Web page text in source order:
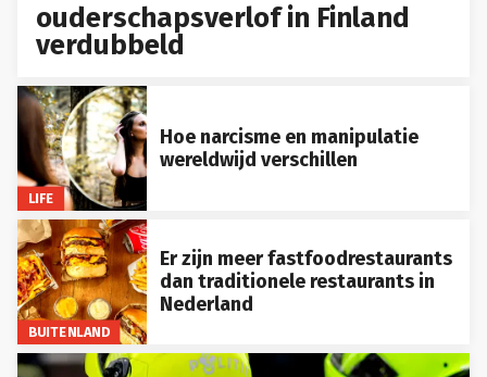
ouderschapsverlof in Finland
verdubbeld
LIFE
Hoe narcisme en manipulatie
wereldwijd verschillen
BUITENLAND
Er zijn meer fastfoodrestaurants
dan traditionele restaurants in
Nederland